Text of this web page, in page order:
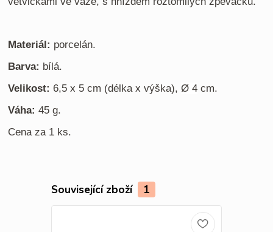
Materiál: porcelán.
Barva: bílá.
Velikost:6,5 x 5 cm (délka x výška), Ø 4 cm.
Váha: 45 g.
Cena za 1 ks.
Související zboží 1